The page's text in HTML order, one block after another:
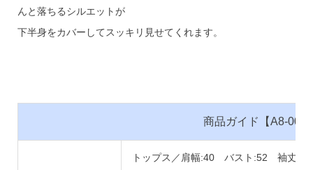
んと落ちるシルエットが
下半身をカバーしてスッキリ見せてくれます。
商品ガイド【A8-001
トップス／肩幅:40 バスト:52 袖丈